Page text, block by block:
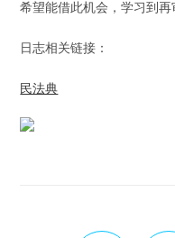
希望能借此机会，学习到再
日志相关链接：
民法典